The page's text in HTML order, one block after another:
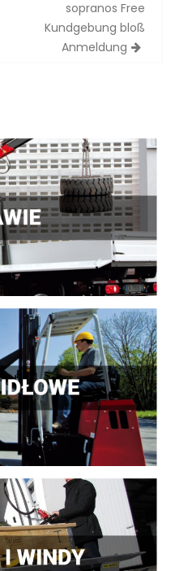
sopranos Free
Kundgebung bloß
Anmeldung